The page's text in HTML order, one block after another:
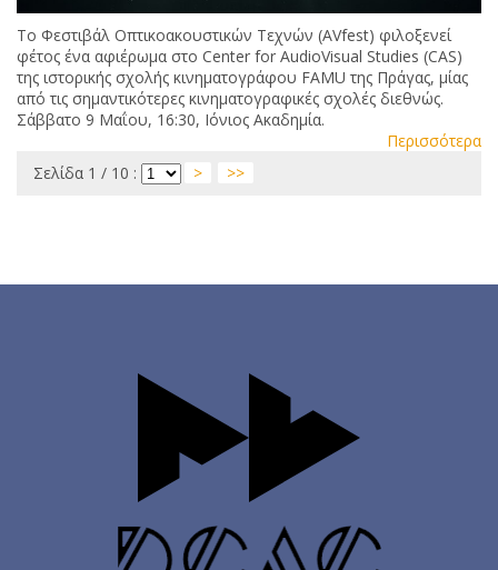
Το Φεστιβάλ Οπτικοακουστικών Τεχνών (AVfest) φιλοξενεί
φέτος ένα αφιέρωμα στο Center for AudioVisual Studies (CAS)
της ιστορικής σχολής κινηματογράφου FAMU της Πράγας, μίας
από τις σημαντικότερες κινηματογραφικές σχολές διεθνώς.
Σάββατο 9 Μαΐου, 16:30, Ιόνιος Ακαδημία.
Περισσότερα
Σελίδα 1 / 10 :
> >>